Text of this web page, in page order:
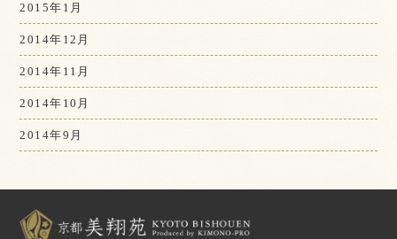
2015年1月
2014年12月
2014年11月
2014年10月
2014年9月